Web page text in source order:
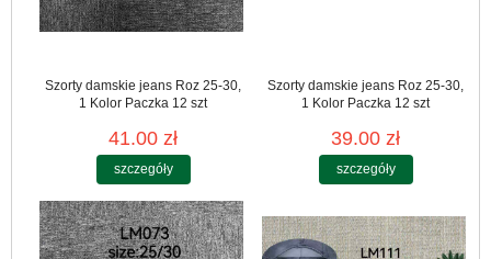
Szorty damskie jeans Roz 25-30,
1 Kolor Paczka 12 szt
41.00 zł
szczegóły
Szorty damskie jeans Roz 25-30,
1 Kolor Paczka 12 szt
39.00 zł
szczegóły